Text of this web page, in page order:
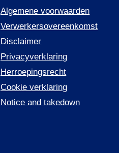
Algemene voorwaarden
Verwerkersovereenkomst
Disclaimer
Privacyverklaring
Herroepingsrecht
Cookie verklaring
Notice and takedown